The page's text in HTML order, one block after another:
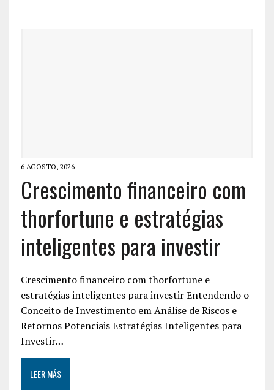
6 AGOSTO, 2026
Crescimento financeiro com
thorfortune e estratégias
inteligentes para investir
Crescimento financeiro com thorfortune e
estratégias inteligentes para investir Entendendo o
Conceito de Investimento em Análise de Riscos e
Retornos Potenciais Estratégias Inteligentes para
Investir…
LEER MÁS